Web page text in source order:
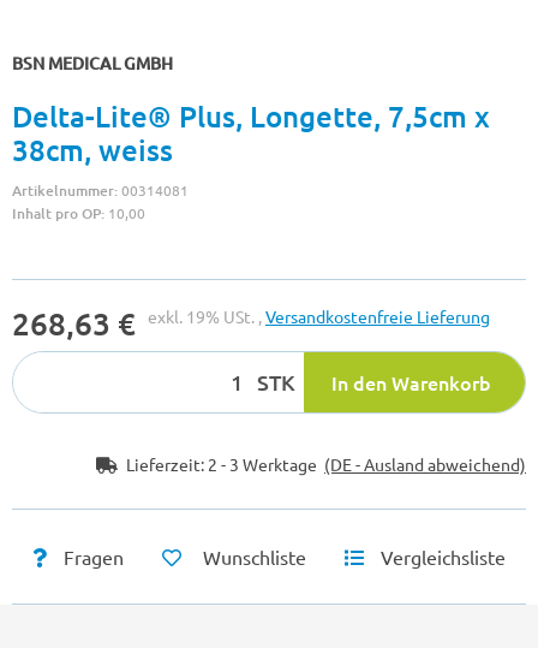
BSN MEDICAL GMBH
Delta-Lite® Plus, Longette, 7,5cm x
38cm, weiss
Artikelnummer:00314081
Inhalt pro OP: 10,00
268,63 € exkl. 19% USt. ,Versandkostenfreie Lieferung
STK In den Warenkorb
Lieferzeit: 2 - 3 Werktage (DE - Ausland abweichend)
Fragen Wunschliste Vergleichsliste